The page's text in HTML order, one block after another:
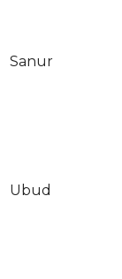
Sanur
Ubud